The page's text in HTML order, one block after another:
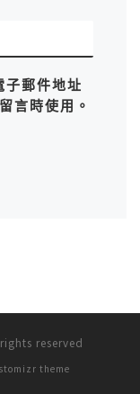
子郵件地址
言時使用。
reserved
theme